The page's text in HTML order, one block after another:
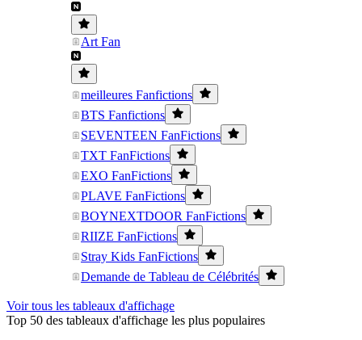
Art Fan
meilleures Fanfictions
BTS Fanfictions
SEVENTEEN FanFictions
TXT FanFictions
EXO FanFictions
PLAVE FanFictions
BOYNEXTDOOR FanFictions
RIIZE FanFictions
Stray Kids FanFictions
Demande de Tableau de Célébrités
Voir tous les tableaux d'affichage
Top 50 des tableaux d'affichage les plus populaires